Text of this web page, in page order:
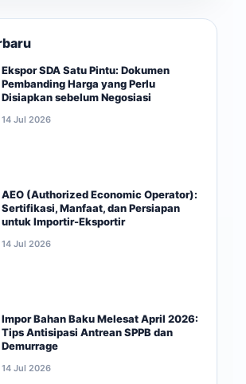
Ekspor SDA Satu Pintu: Dokumen
Pembanding Harga yang Perlu
Disiapkan sebelum Negosiasi
14 Jul 2026
AEO (Authorized Economic Operator):
Sertifikasi, Manfaat, dan Persiapan
untuk Importir-Eksportir
14 Jul 2026
Impor Bahan Baku Melesat April 2026:
Tips Antisipasi Antrean SPPB dan
Demurrage
14 Jul 2026